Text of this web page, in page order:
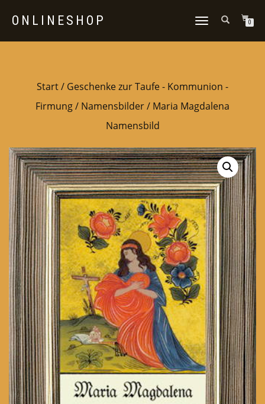
ONLINESHOP
NAVIGATION
0
Start/ Geschenke zur Taufe - Kommunion -
Firmung/ Namensbilder/ Maria Magdalena
Namensbild